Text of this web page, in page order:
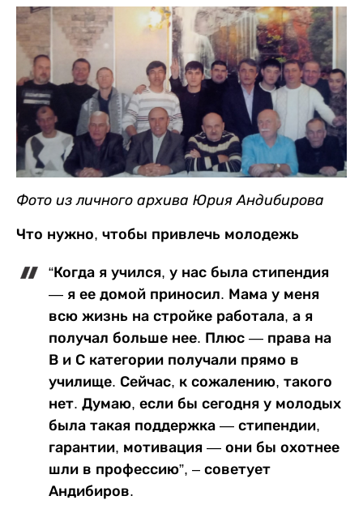
Фото из личного архива Юрия Андибирова
Что нужно, чтобы привлечь молодежь
“Когда я учился, у нас была стипендия
— я ее домой приносил. Мама у меня
всю жизнь на стройке работала, а я
получал больше нее. Плюс — права на
В и С категории получали прямо в
училище. Сейчас, к сожалению, такого
нет. Думаю, если бы сегодня у молодых
была такая поддержка — стипендии,
гарантии, мотивация — они бы охотнее
шли в профессию”, – советует
Андибиров.